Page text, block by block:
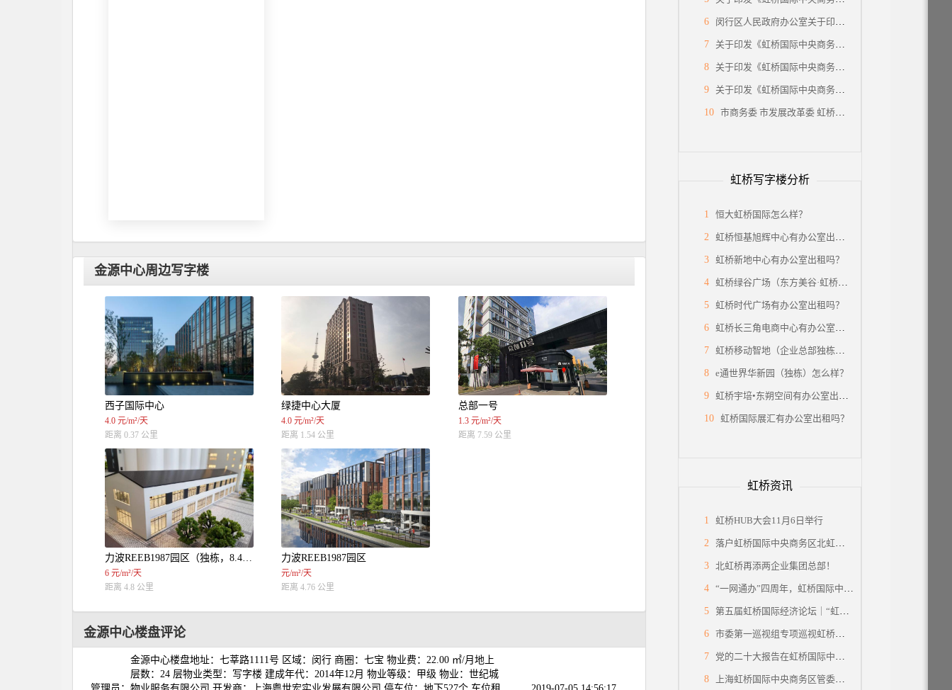
金源中心周边写字楼
西子国际中心
4.0 元/m²/天
距离 0.37 公里
绿捷中心大厦
4.0 元/m²/天
距离 1.54 公里
总部一号
1.3 元/m²/天
距离 7.59 公里
力波REEB1987园区（独栋，8.4米层高）
6 元/m²/天
距离 4.8 公里
力波REEB1987园区
元/m²/天
距离 4.76 公里
金源中心楼盘评论
金源中心楼盘地址：七莘路1111号 区域：闵行 商圈：七宝 物业费：22.00 ㎡/月地上
层数：24 层物业类型：写字楼 建成年代：2014年12月 物业等级：甲级 物业：世纪城
6 闵行区人民政府办公室关于印发《闵行区推进落实<关于支持虹桥国际中央商务区建设国际贸易中心新平台的若干措施>重点任务分工方案》的通知
7 关于印发《虹桥国际中央商务区关于支持总部企业发展的支持政策》的通知
8 关于印发《虹桥国际中央商务区关于西片国际级消费集聚区建设的支持政策》的通知
9 关于印发《虹桥国际中央商务区关于国际会展之都承载地建设的支持政策》的通知
10 市商务委 市发展改革委 虹桥国际中央商务区管委会印发《关于支持虹桥国际中央商务区建设国际贸易中心新平台的若干措施》的通知
虹桥写字楼分析
1 恒大虹桥国际怎么样？
2 虹桥恒基旭辉中心有办公室出租吗？
3 虹桥新地中心有办公室出租吗？
4 虹桥绿谷广场（东方美谷·虹桥中心）怎么样？
5 虹桥时代广场有办公室出租吗？
6 虹桥长三角电商中心有办公室出租吗？
7 虹桥移动智地（企业总部独栋）有面积出租吗？
8 e通世界华新园（独栋）怎么样？
9 虹桥宇培•东朔空间有办公室出租吗？
10 虹桥国际展汇有办公室出租吗？
虹桥资讯
1 虹桥HUB大会11月6日举行
2 落户虹桥国际中央商务区北虹桥片区，蔚来国际总部项目签约
3 北虹桥再添两企业集团总部！
4 “一网通办”四周年，虹桥国际中央商务区企业服务中心举办宣传推广活动
5 第五届虹桥国际经济论坛｜“虹桥国际开放枢纽建设”分论坛暨2022年虹桥HUB大会
6 市委第一巡视组专项巡视虹桥国际中央商务区管委会党组工作动员会召开
7 党的二十大报告在虹桥国际中央商务区管委会党员干部中引发热烈反响
8 上海虹桥国际中央商务区管委会召开党的二十大会议精神学习交流会